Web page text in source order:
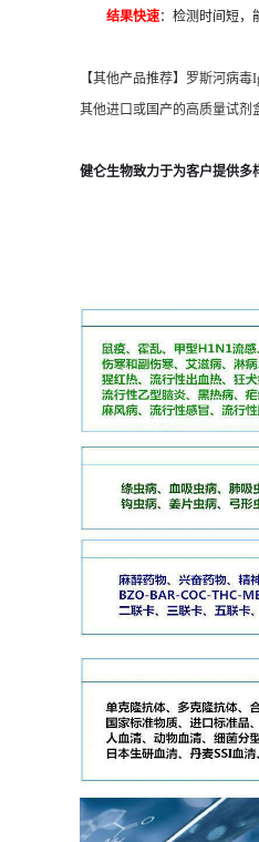
结果快速：检测时间短，
【其他产品推荐】罗斯河病
其他进口或国产的高质量试
健仑生物致力于为客户提供多